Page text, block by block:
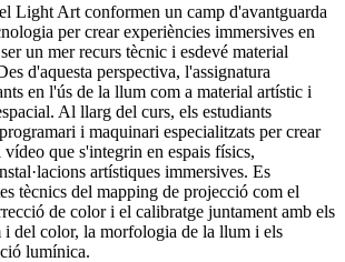
Light Art conformen un camp d'avantguarda
per crear experiències immersives en
un mer recurs tècnic i esdevé material
d'aquesta perspectiva, l'assignatura
en l'ús de la llum com a material artístic i
Al llarg del curs, els estudiants
i maquinari especialitzats per crear
que s'integrin en espais físics,
artístiques immersives. Es
tècnics del mapping de projecció com el
de color i el calibratge juntament amb els
i del color, la morfologia de la llum i els
lumínica.